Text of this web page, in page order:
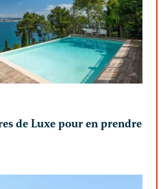
de Luxe pour en prendre